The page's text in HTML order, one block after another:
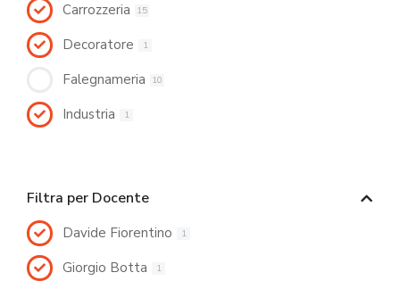
Carrozzeria 15
Decoratore 1
Falegnameria 10
Industria 1
Filtra per Docente
Davide Fiorentino 1
Giorgio Botta 1